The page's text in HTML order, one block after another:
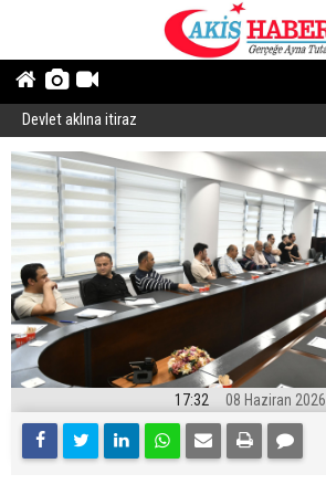
Devlet aklına itiraz
17:32 08 Haziran 2026